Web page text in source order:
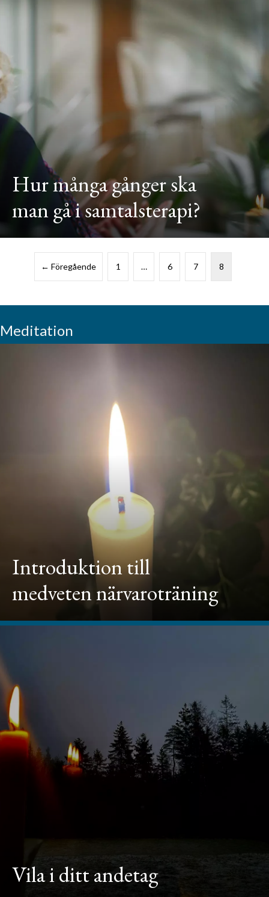
Hur många gånger ska
man gå i samtalsterapi?
← Föregående 1 … 6 7 8
Meditation
Introduktion till
medveten närvaroträning
Vila i ditt andetag